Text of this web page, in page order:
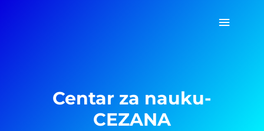
Glavni
Centar za nauku-
CEZANA